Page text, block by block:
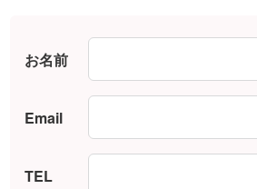
お名前
Email
TEL